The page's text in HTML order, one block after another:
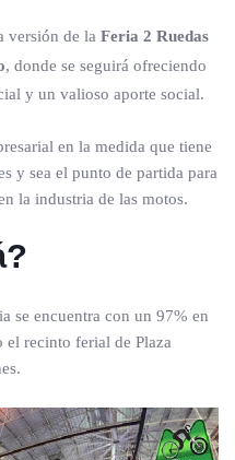
versión de la Feria 2 Ruedas
, donde se seguirá ofreciendo
y un valioso aporte social.
en la medida que tiene
y sea el punto de partida para
la industria de las motos.
se encuentra con un 97% en
el recinto ferial de Plaza